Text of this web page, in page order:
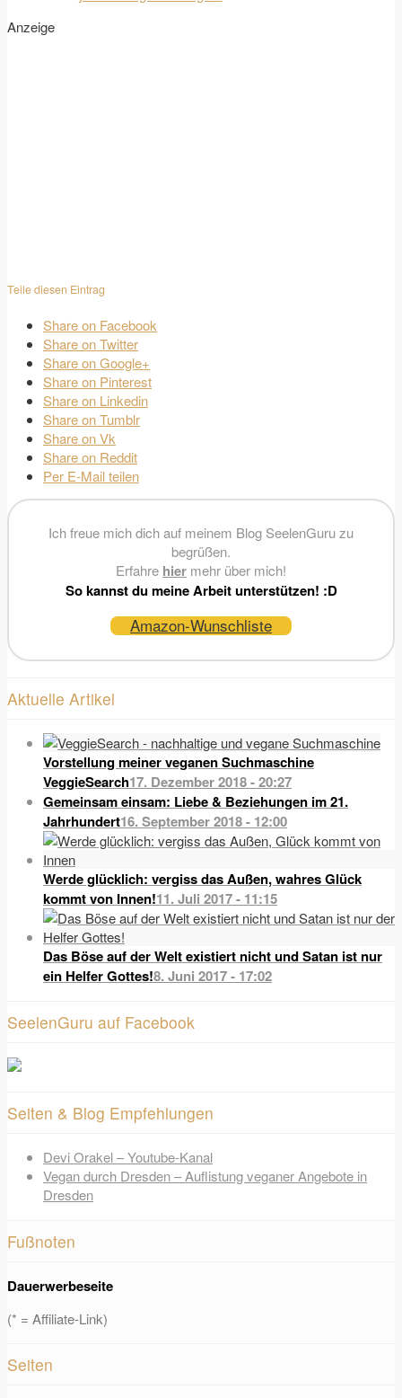
Anzeige
Teile diesen Eintrag
Share on Facebook
Share on Twitter
Share on Google+
Share on Pinterest
Share on Linkedin
Share on Tumblr
Share on Vk
Share on Reddit
Per E-Mail teilen
Ich freue mich dich auf meinem Blog SeelenGuru zu
begrüßen.
Erfahre hier mehr über mich!
So kannst du meine Arbeit unterstützen! :D
Amazon-Wunschliste
Aktuelle Artikel
Vorstellung meiner veganen Suchmaschine
VeggieSearch17. Dezember 2018 - 20:27
Gemeinsam einsam: Liebe & Beziehungen im 21.
Jahrhundert16. September 2018 - 12:00
Werde glücklich: vergiss das Außen, wahres Glück
kommt von Innen!11. Juli 2017 - 11:15
Das Böse auf der Welt existiert nicht und Satan ist nur
ein Helfer Gottes!8. Juni 2017 - 17:02
SeelenGuru auf Facebook
Seiten & Blog Empfehlungen
Devi Orakel – Youtube-Kanal
Vegan durch Dresden – Auflistung veganer Angebote in
Dresden
Fußnoten
Dauerwerbeseite
(* = Affiliate-Link)
Seiten